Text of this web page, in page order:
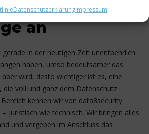
DatenschutzerklärungImpressum
uns Ihre
an
gerade in der heutigen Zeit unentbehrlich.
haben, umso bedeutsamer das
wird, desto wichtiger ist es, eine
die voll und ganz dem Datenschutz
kennen wir von data8security
juristisch wie technisch. Wir bringen alles
und vergeben im Anschluss das